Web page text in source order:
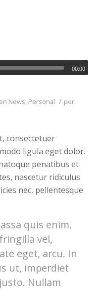
00:00
en News, Personal / por
consectetuer
ligula eget dolor.
penatibus et
nascetur ridiculus
nec, pellentesque
quis enim.
vel,
eget, arcu. In
ut, imperdiet
Nullam